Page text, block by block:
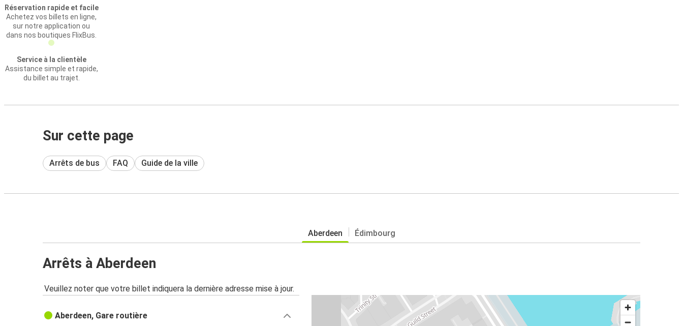
Réservation rapide et facile
Achetez vos billets en ligne,
sur notre application ou
dans nos boutiques FlixBus.
Service à la clientèle
Assistance simple et rapide,
du billet au trajet.
Sur cette page
Arrêts de bus FAQ Guide de la ville
Aberdeen Édimbourg
Arrêts à Aberdeen
Veuillez noter que votre billet indiquera la dernière adresse mise à jour.
Aberdeen, Gare routière